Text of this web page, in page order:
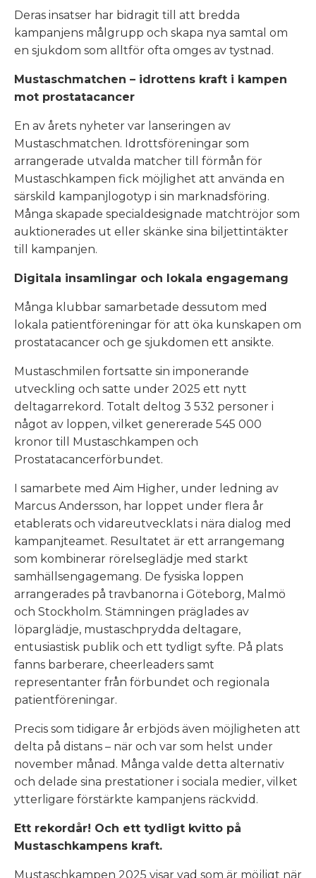
Deras insatser har bidragit till att bredda
kampanjens målgrupp och skapa nya samtal om
en sjukdom som alltför ofta omges av tystnad.
Mustaschmatchen – idrottens kraft i kampen
mot prostatacancer
En av årets nyheter var lanseringen av
Mustaschmatchen. Idrottsföreningar som
arrangerade utvalda matcher till förmån för
Mustaschkampen fick möjlighet att använda en
särskild kampanjlogotyp i sin marknadsföring.
Många skapade specialdesignade matchtröjor som
auktionerades ut eller skänke sina biljettintäkter
till kampanjen.
Digitala insamlingar och lokala engagemang
Många klubbar samarbetade dessutom med
lokala patientföreningar för att öka kunskapen om
prostatacancer och ge sjukdomen ett ansikte.
Mustaschmilen fortsatte sin imponerande
utveckling och satte under 2025 ett nytt
deltagarrekord. Totalt deltog 3 532 personer i
något av loppen, vilket genererade 545 000
kronor till Mustaschkampen och
Prostatacancerförbundet.
I samarbete med Aim Higher, under ledning av
Marcus Andersson, har loppet under flera år
etablerats och vidareutvecklats i nära dialog med
kampanjteamet. Resultatet är ett arrangemang
som kombinerar rörelseglädje med starkt
samhällsengagemang. De fysiska loppen
arrangerades på travbanorna i Göteborg, Malmö
och Stockholm. Stämningen präglades av
löparglädje, mustaschprydda deltagare,
entusiastisk publik och ett tydligt syfte. På plats
fanns barberare, cheerleaders samt
representanter från förbundet och regionala
patientföreningar.
Precis som tidigare år erbjöds även möjligheten att
delta på distans – när och var som helst under
november månad. Många valde detta alternativ
och delade sina prestationer i sociala medier, vilket
ytterligare förstärkte kampanjens räckvidd.
Ett rekordår! Och ett tydligt kvitto på
Mustaschkampens kraft.
Mustaschkampen 2025 visar vad som är möjligt när